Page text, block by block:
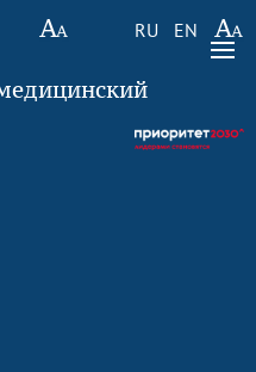
RU EN